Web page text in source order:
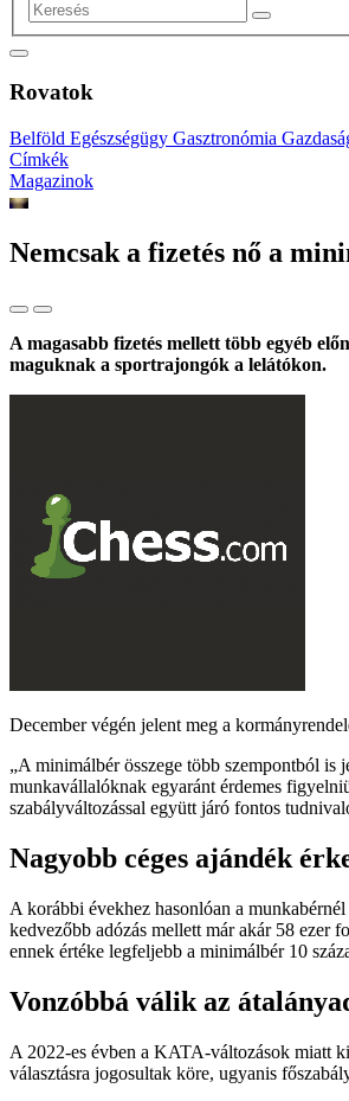
Rovatok
Belföld Egészségügy Gasztronómia
Címkék
Magazinok
Nemcsak a fizetés nő a
A magasabb fizetés mellett több egyéb
maguknak a sportrajongók a lelátókon.
December végén jelent meg a
A minimálbér összege több szempontból is
munkavállalóknak egyaránt érdemes
szabályváltozással együtt járó fontos
Nagyobb céges ajándék
A korábbi évekhez hasonlóan a
kedvezőbb adózás mellett már akár 58 ezer
ennek értéke legfeljebb a minimálbér 10
Vonzóbbá válik az
A 2022-es évben a KATA-változások miatt
választásra jogosultak köre, ugyanis